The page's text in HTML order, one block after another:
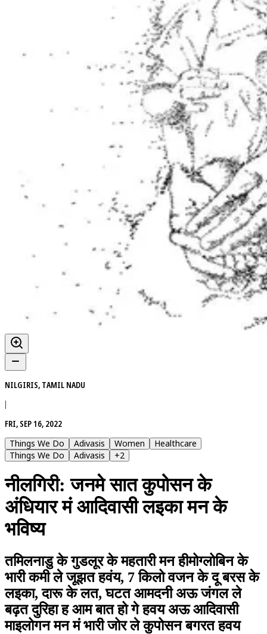
NILGIRIS, TAMIL NADU
|
FRI, SEP 16, 2022
Things We Do
Adivasis Women
Healthcare
Things We Do
Adivasis +2
नीलगिरी: जनमे सात कुपोसन के
अंधियार मं आदिवासी लइका मन के
भविष्य
तमिलनाडु के गुडलूर के महतारी मन हीमोग्लोबिन के
भारी कमी ले जूझत हवंय, 7 किलो वजन के दू बरस के
लइका, दारू के लत, घटत आमदनी अऊ जंगल ले
बढ़त दुरिहा ह आम बात हो गे हवय अऊ आदिवासी
माइलोगन मन मं भारी जोर ले कुपोसन बगरत हवय